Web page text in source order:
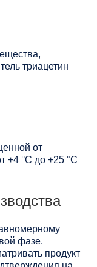
триацетин
от
+4 °C до +25 °C
фазе.
продукт